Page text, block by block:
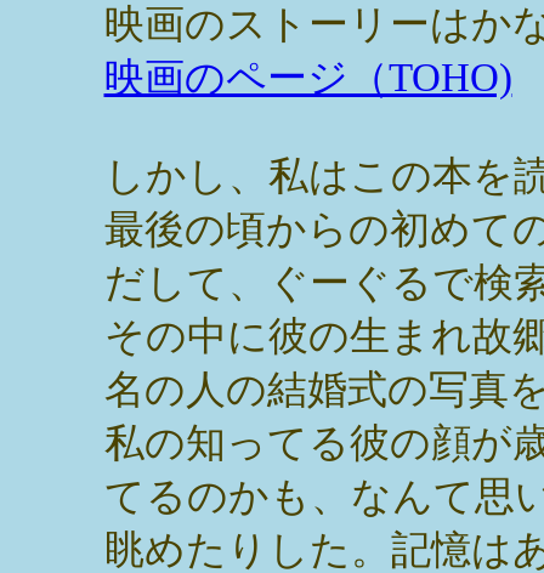
映画のストーリーはか
映画のページ（TOHO)
しかし、私はこの本を
最後の頃からの初めて
だして、ぐーぐるで検
その中に彼の生まれ故
名の人の結婚式の写真
私の知ってる彼の顔が
てるのかも、なんて思
眺めたりした。記憶は